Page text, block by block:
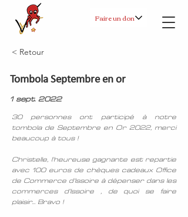
Faire un don
< Retour
Tombola Septembre en or
1 sept. 2022
30 personnes ont participé à notre
tombola de Septembre en Or 2022, merci
beaucoup à tous !
Christelle, l'heureuse gagnante est repartie
avec 100 euros de chèques cadeaux Office
de Commerce d'Issoire à dépenser dans les
commerces d'Issoire , de quoi se faire
plaisir... Bravo !